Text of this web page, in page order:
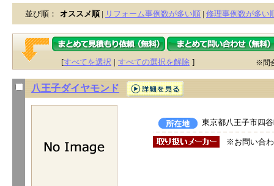
並び順： オススメ順 | リフォーム事例数が多い順 | 修理事例数が多い
[すべてを選択 | すべての選択を解除 ] ※問
八王子ダイヤモンド
東京都八王子市四
※お問い合